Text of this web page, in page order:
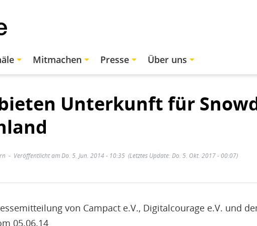
Mitmachen Presse Über uns
Unterkunft für
Veröffentlicht am Do. 5. Jun. 2014 - 10:35 (Letztes Update: Do. 5. Okt. 2017 - 00:07)
von Campact e.V., Digitalcourage e.V. und
05.06.14